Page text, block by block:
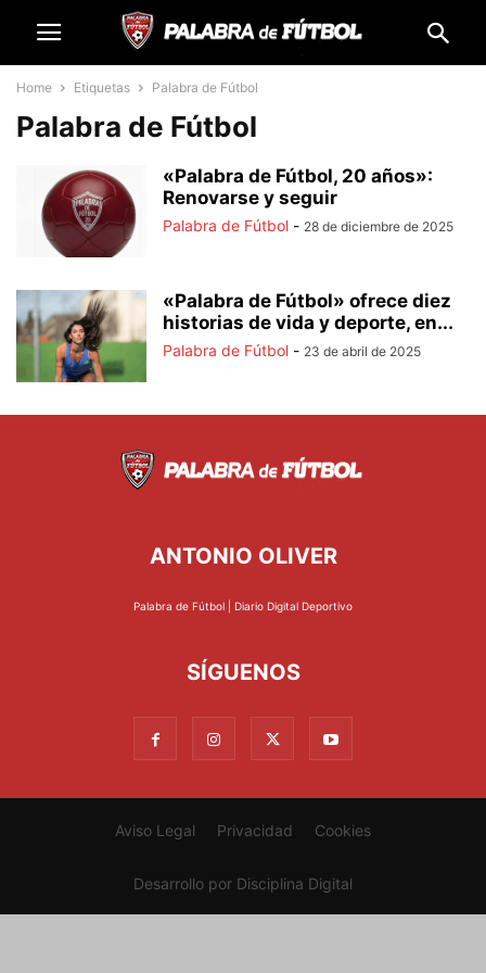
Home Etiquetas Palabra de Fútbol
Palabra de Fútbol
«Palabra de Fútbol, 20 años»:
Renovarse y seguir
Palabra de Fútbol - 28 de diciembre de 2025
«Palabra de Fútbol» ofrece diez
historias de vida y deporte, en...
Palabra de Fútbol - 23 de abril de 2025
ANTONIO OLIVER
Palabra de Fútbol | Diario Digital Deportivo
SÍGUENOS
Aviso Legal Privacidad Cookies
Desarrollo por Disciplina Digital